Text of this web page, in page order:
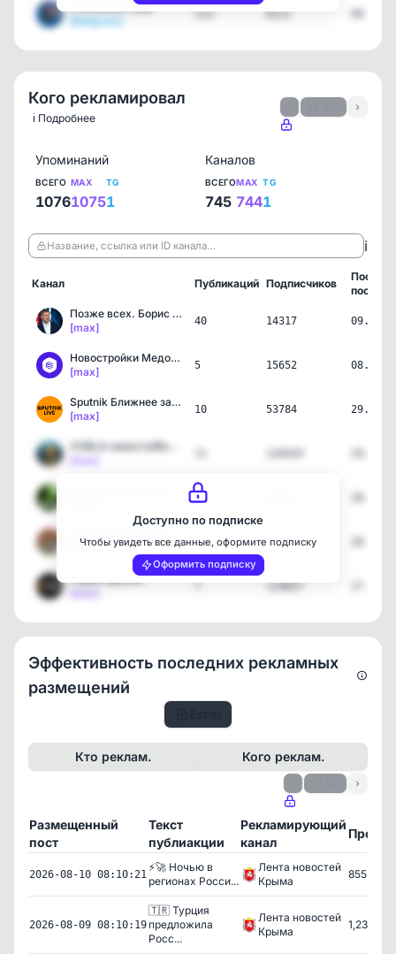
Стаханов и мир
[telegram]
113 6111
Кого рекламировал
ℹ️ Подробнее
›
Упоминаний
ВСЕГО
1076
MAX
1075
TG
1
Каналов
ВСЕГО
745
MAX
744
TG
1
Название, ссылка или ID канала… ℹ️
Канал Публикаций Подписчиков
пост
Позже всех. Борис Первуш…
[max]
40 14317
Новостройки Медовые СПБ
[max]
5 15652
Sputnik Ближнее зарубежье
[max]
10 53784
2
[max]
7 155915
Радио Sputnik
7 119837
Доступно по подписке
Чтобы увидеть все данные, оформите подписку
Оформить подписку
Эффективность последних рекламных
размещений
Кто реклам. Кого реклам.
›
Размещенный
пост
Текст
публиакции
Рекламирующий
канал
2026-08-10 08:10:21
⚡️🚀 Ночью в
регионах Росси...
Лента новостей
Крыма
855
2026-08-09 08:10:19
🇹🇷 Турция
предложила
Росс...
Лента новостей
Крыма
1,233